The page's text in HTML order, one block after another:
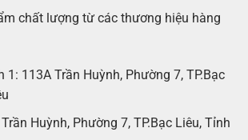
chất lượng từ các thương hiệu hàng
1: 113A Trần Huỳnh, Phường 7, TP.Bạc
Huỳnh, Phường 7, TP.Bạc Liêu, Tỉnh